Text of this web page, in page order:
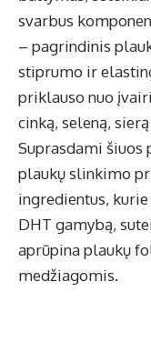
svarbus
– pagrindinis
stiprumo ir
priklauso nuo
cinką, seleną,
Suprasdami
plaukų slinkimo
ingredientus,
DHT gamybą,
aprūpina plaukų
medžiagomis.